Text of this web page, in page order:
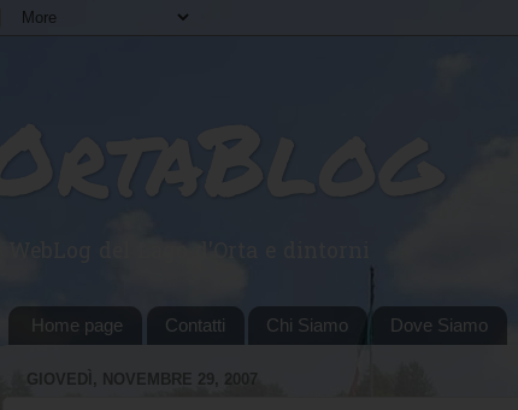
OrtaBlog
Home page Contatti Chi Siamo Dove Siamo
GIOVEDÌ, NOVEMBRE 29, 2007